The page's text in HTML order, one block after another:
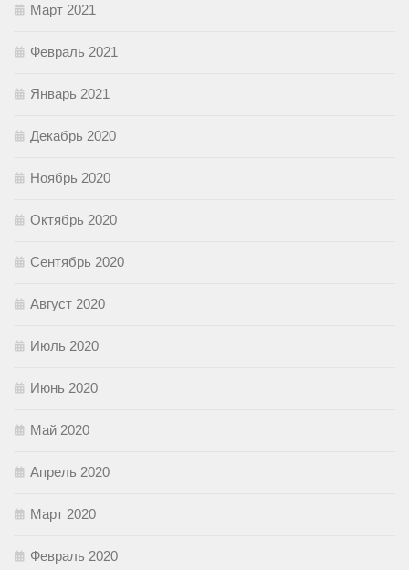
Март 2021
Февраль 2021
Январь 2021
Декабрь 2020
Ноябрь 2020
Октябрь 2020
Сентябрь 2020
Август 2020
Июль 2020
Июнь 2020
Май 2020
Апрель 2020
Март 2020
Февраль 2020